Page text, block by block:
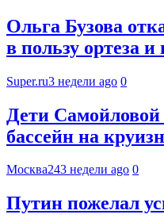
Ольга Бузова
в пользу ортеза и
Super.ru3 недели ago 0
Дети
бассейн на
Москва243 недели ago 0
Путин пожелал